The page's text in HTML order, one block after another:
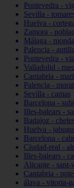
Pontevedra -
Sevilla -
Huelva -
Zamora -
Málaga - monda
Palencia -
Pontevedra -
Valladolid -
Cantabria -
Palencia -
Sevilla - camas
Barcelona -
Illes-balears -
Badajoz -
Huelva - jabugo
Barcelona -
Ciudad-real -
Illes-balears -
Alicante - sant-
Cantabria -
álava - vitoria-